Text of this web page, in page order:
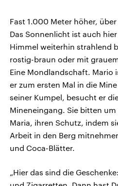
Fast 1.000 Meter höher,
Das Sonnenlicht ist auch
Himmel weiterhin strahlend
rostig-braun oder mit
Eine Mondlandschaft. Mario
er zum ersten Mal in die
seiner Kumpel, besucht er
Mineneingang. Sie bitten
Maria, ihren Schutz, indem
Arbeit in den Berg
und Coca-Blätter.
„Hier das sind die